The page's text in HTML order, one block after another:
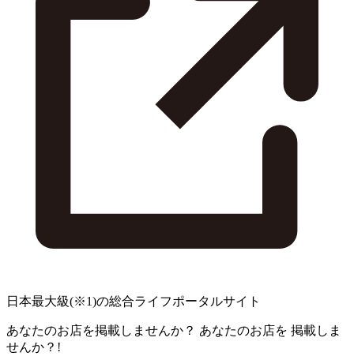
日本最大級(※1)の総合ライフポータルサイト
あなたのお店を掲載しませんか？ あなたのお店を 掲載しま
せんか？!